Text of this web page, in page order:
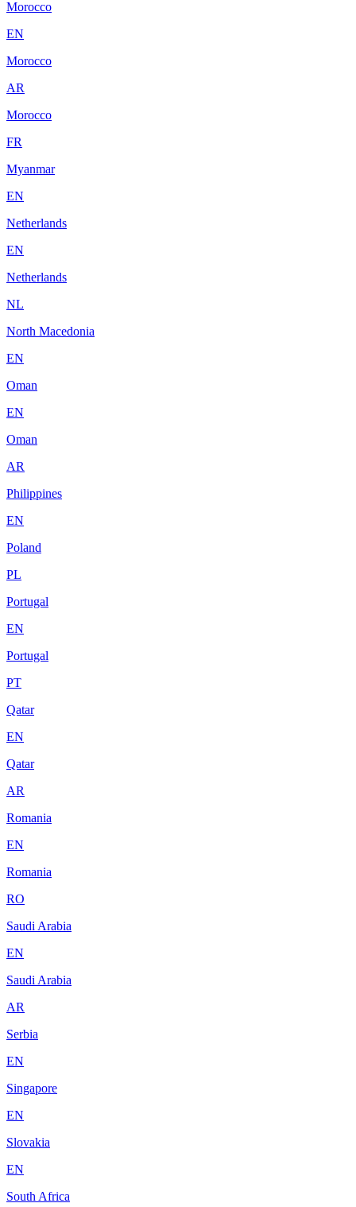
Morocco
EN
Morocco
AR
Morocco
FR
Myanmar
EN
Netherlands
EN
Netherlands
NL
North Macedonia
EN
Oman
EN
Oman
AR
Philippines
EN
Poland
PL
Portugal
EN
Portugal
PT
Qatar
EN
Qatar
AR
Romania
EN
Romania
RO
Saudi Arabia
EN
Saudi Arabia
AR
Serbia
EN
Singapore
EN
Slovakia
EN
South Africa